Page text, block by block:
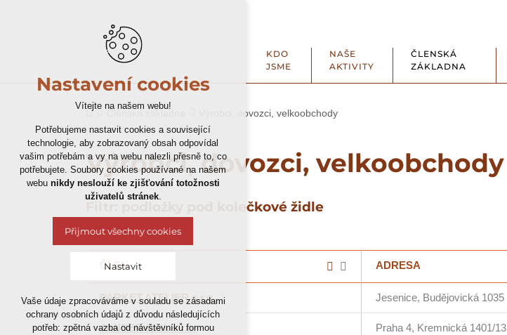
KDO
JSME
NAŠE
AKTIVITY
ČLENSKÁ
ZÁKLADNA
Výrobci, dovozci, velkoobchody
Výrobci, dovozci, velkoobchody
Filtr: podložky pod kolečkové židle
ČLEN ADRESA
PARKET ATELIER s.r.o. Jesenice, Budějovická 1035
JANSER spol. s r.o. Praha 4, Kremnická 1401/13
Nastavení cookies
Vítejte na našem webu!
Potřebujeme nastavit cookies a související
technologie, aby zobrazovaný obsah odpovídal
vašim potřebám a vy na webu nalezli přesně to, co
potřebujete. Soubory cookies používané na našem
webu nikdy neslouží ke zjišťování totožnosti
uživatelů stránek.
Přijmout všechny cookies
Nastavit
Technická cookies
nutná pro provozování webu
Vaše údaje zpracováváme v souladu se zásadami
ochrany osobních údajů z důvodu následujících
potřeb: zpětná vazba od návštěvníků formou